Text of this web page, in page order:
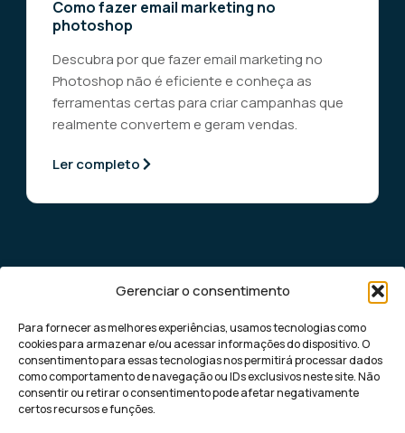
Gerenciar o consentimento
Para fornecer as melhores experiências, usamos tecnologias como
cookies para armazenar e/ou acessar informações do dispositivo. O
consentimento para essas tecnologias nos permitirá processar dados
como comportamento de navegação ou IDs exclusivos neste site. Não
consentir ou retirar o consentimento pode afetar negativamente
certos recursos e funções.
Como fazer email marketing no
photoshop
Descubra por que fazer email marketing no
Photoshop não é eficiente e conheça as
ferramentas certas para criar campanhas que
realmente convertem e geram vendas.
Ler completo
Democratizando o marketing digital de
performance para pequenas e médias